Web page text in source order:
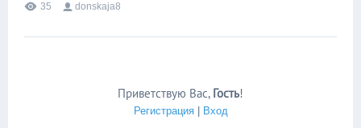
35 donskaja8
Приветствую Вас, Гость!
Регистрация| Вход